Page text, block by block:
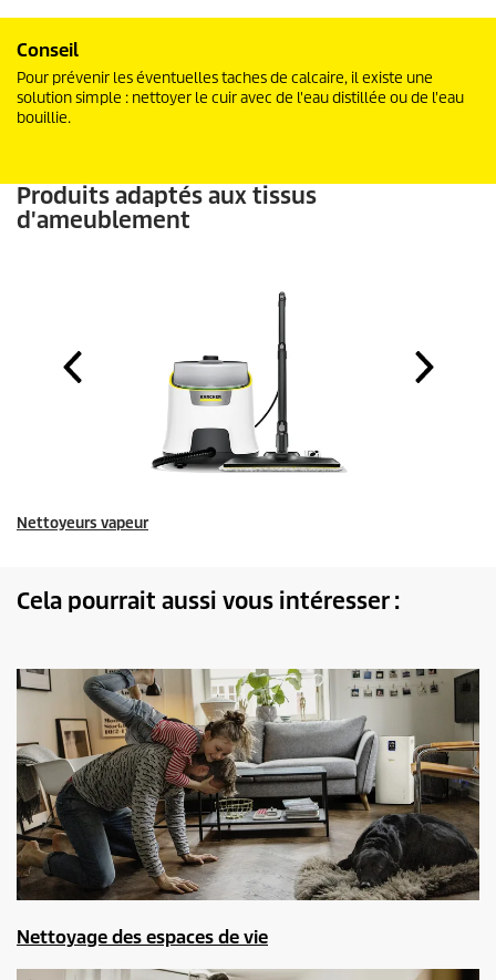
Conseil
Pour prévenir les éventuelles taches de calcaire, il existe une
solution simple : nettoyer le cuir avec de l'eau distillée ou de l'eau
bouillie.
Produits adaptés aux tissus
d'ameublement
Nettoyeurs vapeur
Cela pourrait aussi vous intéresser :
Nettoyage des espaces de vie